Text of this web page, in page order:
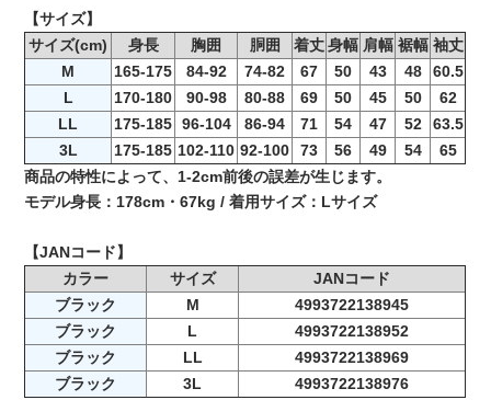
【サイズ】
サイズ(cm)
身長 胸囲 胴囲 着丈 身幅 肩幅 裾幅 袖丈
M
165-175 84-92 74-82 67 50 43 48
60.5
L
170-180 90-98 80-88 69 50 45 50
62
LL
175-185 96-104 86-94 71 54 47 52
63.5
3L
175-185 102-110 92-100 73 56 49 54
65
商品の特性によって、1-2cm前後の誤差が生じます。
モデル身長：178cm・67kg / 着用サイズ：Lサイズ
【JANコード】
カラー
サイズ
JANコード
ブラック
M
4993722138945
ブラック
L
4993722138952
ブラック
LL
4993722138969
ブラック
3L 4993722138976